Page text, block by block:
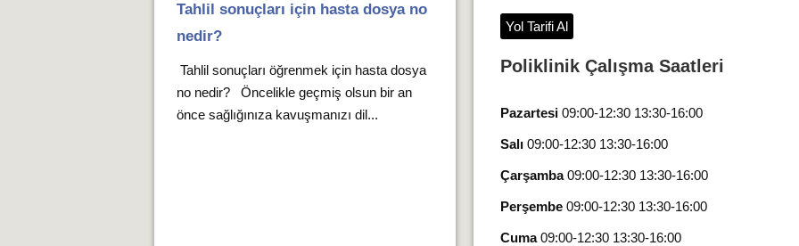
Yol Tarifi Al
Poliklinik Çalışma Saatleri
Pazartesi09:00-12:30 13:30-16:00
Salı09:00-12:30 13:30-16:00
Çarşamba09:00-12:30 13:30-16:00
Perşembe09:00-12:30 13:30-16:00
Cuma09:00-12:30 13:30-16:00
Tahlil sonuçları için hasta dosya no
nedir?
Tahlil sonuçları öğrenmek için hasta dosya
no nedir? Öncelikle geçmiş olsun bir an
önce sağlığınıza kavuşmanızı dil...